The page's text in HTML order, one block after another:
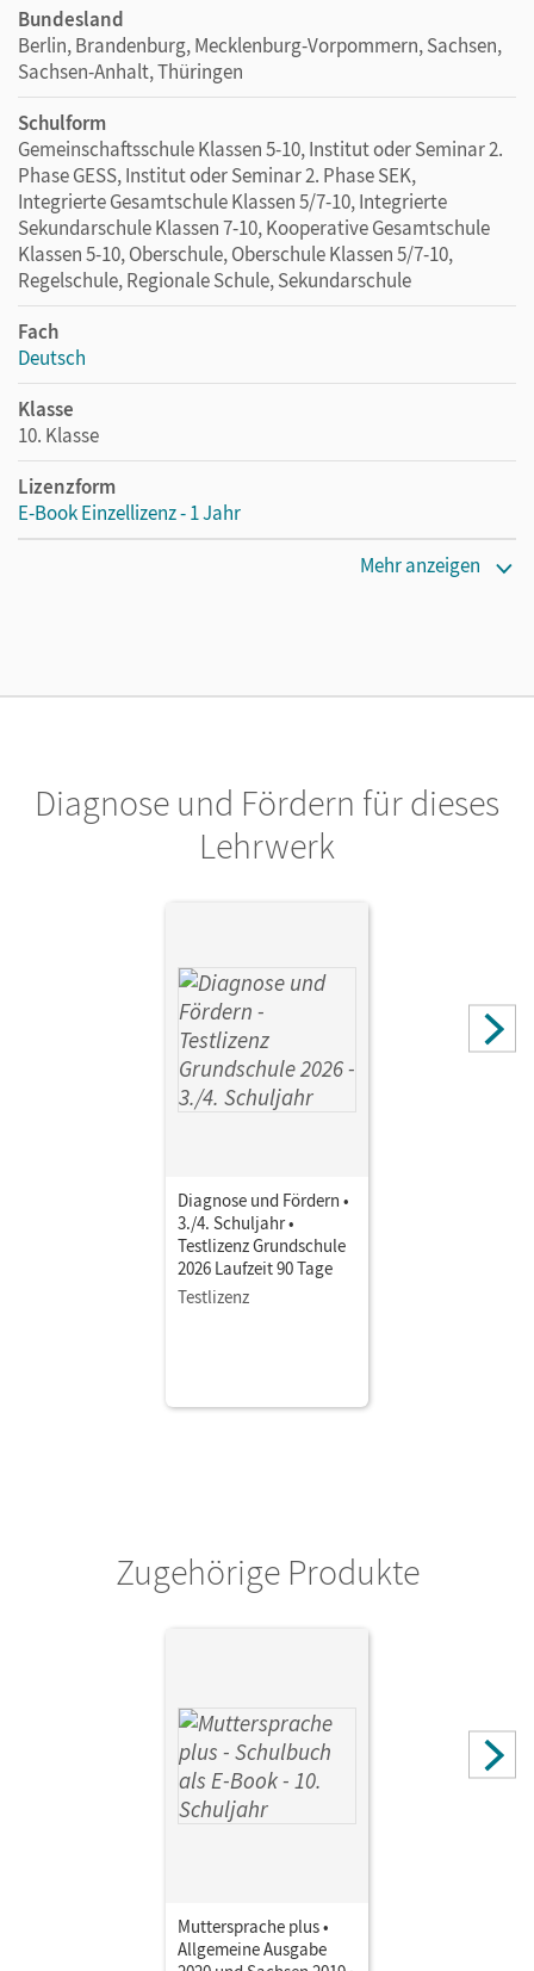
Bundesland
Berlin, Brandenburg, Mecklenburg-Vorpommern, Sachsen,
Sachsen-Anhalt, Thüringen
Schulform
Gemeinschaftsschule Klassen 5-10, Institut oder Seminar 2.
Phase GESS, Institut oder Seminar 2. Phase SEK,
Integrierte Gesamtschule Klassen 5/7-10, Integrierte
Sekundarschule Klassen 7-10, Kooperative Gesamtschule
Klassen 5-10, Oberschule, Oberschule Klassen 5/7-10,
Regelschule, Regionale Schule, Sekundarschule
Fach
Deutsch
Klasse
10. Klasse
Lizenzform
E-Book Einzellizenz - 1 Jahr
Privatpersonen, die nur mit dem E-Book arbeiten.
Herausgeber/-in
Kießling, Simone; Buhl, Ulrike; Michaelis, Tina; Marggraf,
Mehr anzeigen
Diagnose und Fördern für dieses
Lehrwerk
Diagnose und Fördern •
3./4. Schuljahr •
Testlizenz Grundschule
2026 Laufzeit 90 Tage
Testlizenz
Zugehörige Produkte
Muttersprache plus •
Allgemeine Ausgabe